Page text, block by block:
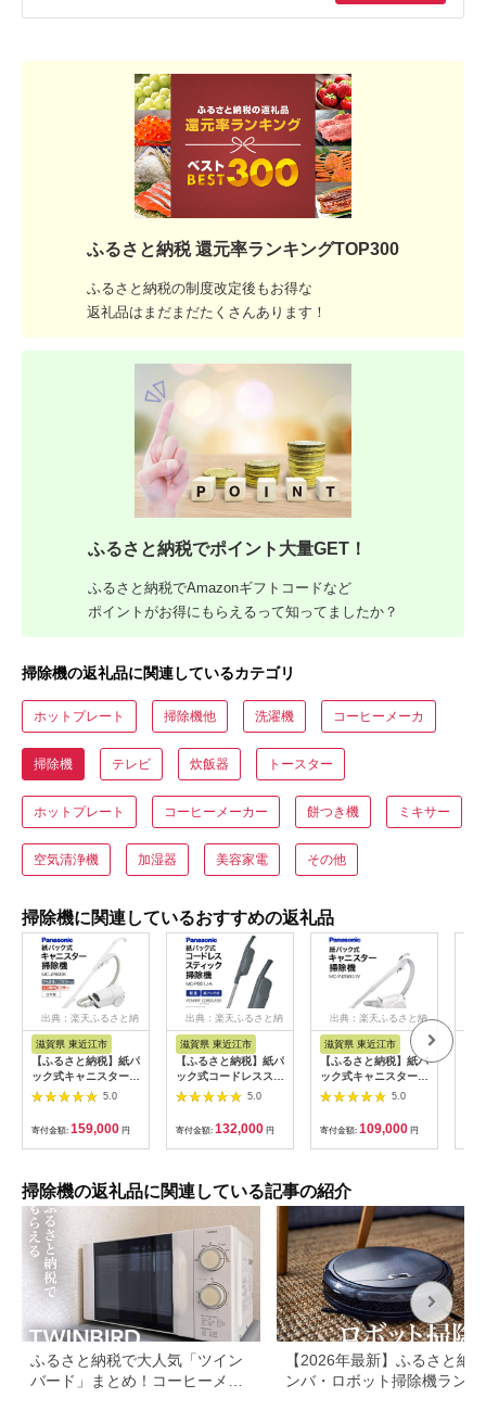
ふるさと納税 還元率ランキングTOP300
ふるさと納税の制度改定後もお得な
返礼品はまだまだたくさんあります！
ふるさと納税でポイント大量GET！
ふるさと納税でAmazonギフトコードなど
ポイントがお得にもらえるって知ってましたか？
掃除機の返礼品に関連しているカテゴリ
ホットプレート 掃除機他 洗濯機 コーヒーメーカ
掃除機 テレビ 炊飯器 トースター
ホットプレート コーヒーメーカー 餅つき機 ミキサー
空気清浄機 加湿器 美容家電 その他
掃除機に関連しているおすすめの返礼品
出典：楽天ふるさと納
税
滋賀県 東近江市
【ふるさと納税】紙パ
ック式キャニスター掃
除機 MC-JP890K-W
Panasonic パナソニ
ック 滋賀県 東近江市
AE-I04 掃除機 紙パッ
ク キャニスター 軽量
まないブラシ 静音 強
力 吸引 LED 家電
5.0
寄付金額: 159,000 円
出典：楽天ふるさと納
税
滋賀県 東近江市
【ふるさと納税】紙パ
ック式コードレスステ
ィック掃除機 MC-
PB61J-A パナソニッ
ク 滋賀県 東近江市
AC-B03 掃除機 コー
ドレス 紙パック ステ
い スタンド 収納 楽
軽い 大容量
5.0
寄付金額: 132,000 円
出典：楽天ふるさと納
滋賀県 東近江市
【ふるさと納税】紙パ
ック式キャニスター掃
除機【MC-PJ250G-
W】 Panasonic 滋賀
県 東近江市 AO-I01
掃除機 紙パック式 キ
ャニスター パナソニ
5.0
寄付金額: 109,000 円
掃除機の返礼品に関連している記事の紹介
ふるさと納税で大人気「ツイン
バード」まとめ！コーヒーメー
【2026年最新】ふるさと納
ンバ・ロボット掃除機ランキ